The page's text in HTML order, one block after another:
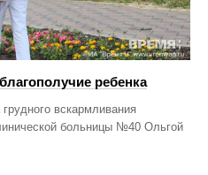
ребенка
вскармливания
больницы №40 Ольгой